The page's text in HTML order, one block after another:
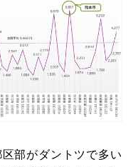
部がダントツで多い